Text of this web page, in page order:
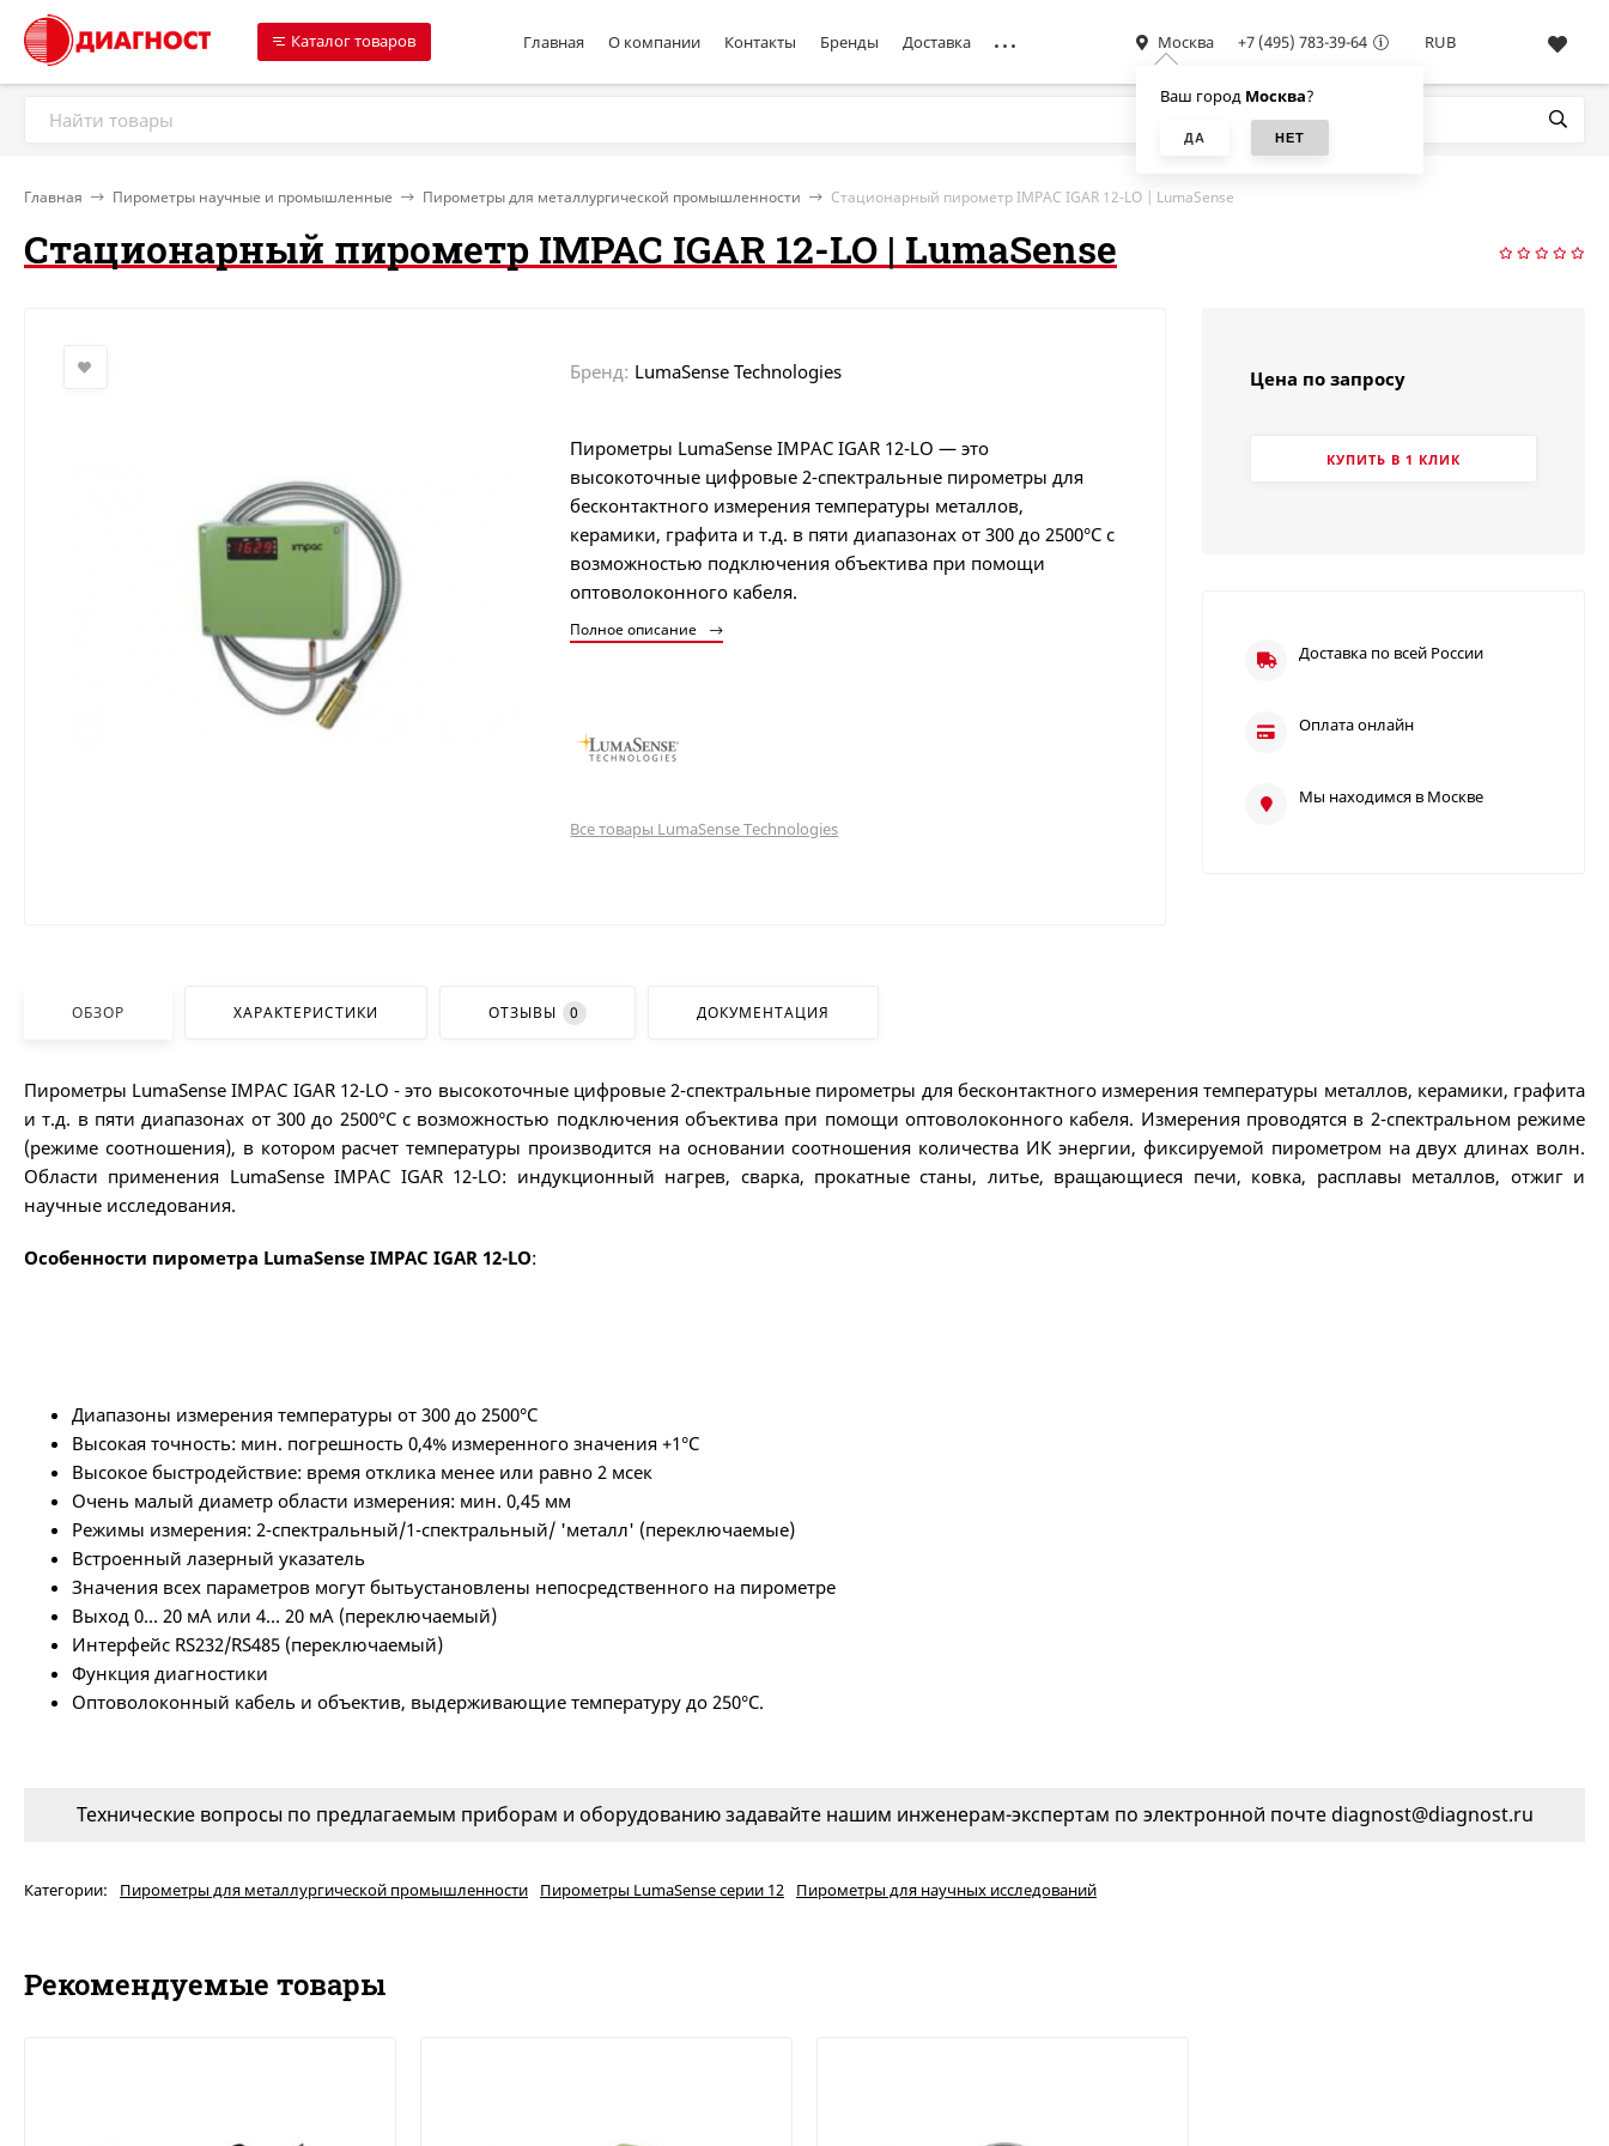
Каталог товаров Главная О компании Контакты Бренды Доставка Москва
Ваш город Москва?
+7 (495) 783-39-64 RUB
Главная Пирометры научные и промышленные Пирометры для металлургической промышленности Стационарный пирометр IMPAC IGAR 12-LO | LumaSense
Стационарный пирометр IMPAC IGAR 12-LO | LumaSense
Бренд: LumaSense Technologies
Пирометры LumaSense IMPAC IGAR 12-LO — это
высокоточные цифровые 2-спектральные пирометры для
бесконтактного измерения температуры металлов,
керамики, графита и т.д. в пяти диапазонах от 300 до 2500°С с
возможностью подключения объектива при помощи
оптоволоконного кабеля.
Полное описание
Все товары LumaSense Technologies
Цена по запросу
КУПИТЬ В 1 КЛИК
Доставка по всей России
Оплата онлайн
Мы находимся в Москве
ОБЗОР ХАРАКТЕРИСТИКИ ОТЗЫВЫ 0 ДОКУМЕНТАЦИЯ
Пирометры LumaSense IMPAC IGAR 12-LO - это высокоточные цифровые 2-спектральные пирометры для бесконтактного измерения температуры металлов, керамики, графита
и т.д. в пяти диапазонах от 300 до 2500°С с возможностью подключения объектива при помощи оптоволоконного кабеля. Измерения проводятся в 2-спектральном режиме
(режиме соотношения), в котором расчет температуры производится на основании соотношения количества ИК энергии, фиксируемой пирометром на двух длинах волн.
Области применения LumaSense IMPAC IGAR 12-LO: индукционный нагрев, сварка, прокатные станы, литье, вращающиеся печи, ковка, расплавы металлов, отжиг и
научные исследования.
Особенности пирометра LumaSense IMPAC IGAR 12-LO:
Диапазоны измерения температуры от 300 до 2500°С
Высокая точность: мин. погрешность 0,4% измеренного значения +1°С
Высокое быстродействие: время отклика менее или равно 2 мсек
Очень малый диаметр области измерения: мин. 0,45 мм
Режимы измерения: 2-спектральный/1-спектральный/ 'металл' (переключаемые)
Встроенный лазерный указатель
Значения всех параметров могут бытьустановлены непосредственного на пирометре
Выход 0… 20 мА или 4… 20 мА (переключаемый)
Интерфейс RS232/RS485 (переключаемый)
Функция диагностики
Оптоволоконный кабель и объектив, выдерживающие температуру до 250°С.
Технические вопросы по предлагаемым приборам и оборудованию задавайте нашим инженерам-экспертам по электронной почте diagnost@diagnost.ru
Категории: Пирометры для металлургической промышленности Пирометры LumaSense серии 12 Пирометры для научных исследований
Рекомендуемые товары